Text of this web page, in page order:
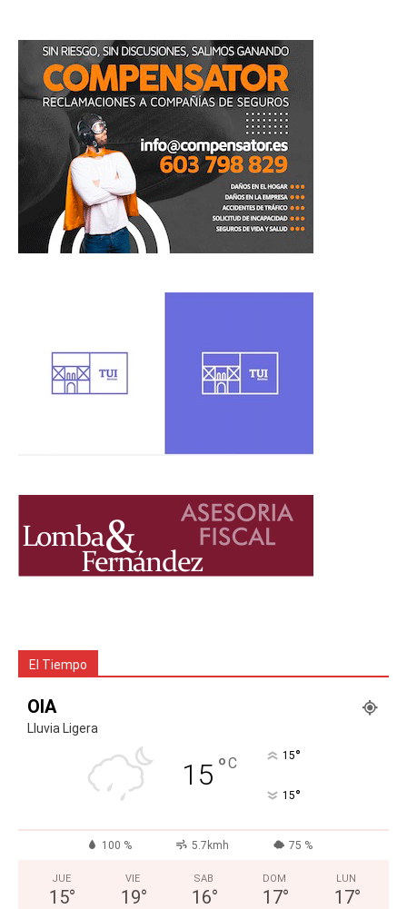
El Tiempo
OIA
Lluvia Ligera
15 °C 15°
15°
100 % 5.7kmh 75 %
JUE
15°
VIE
19°
SAB
16°
DOM
17°
LUN
17°